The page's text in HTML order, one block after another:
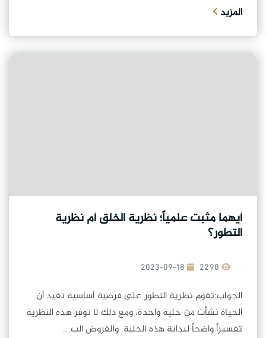
المزيد
أيهما مثبت علمياً؛ نظرية الخلق أم نظرية
التطور؟
2023-09-18
الجواب:تقوم نظرية التطور على فرضية أساسية تفيد أن
الحياة نشأت من خلية واحدة، ومع ذلك لا توفر هذه النظرية
تفسيراً واضحاً لبداية هذه الخلية. والفروض الب...